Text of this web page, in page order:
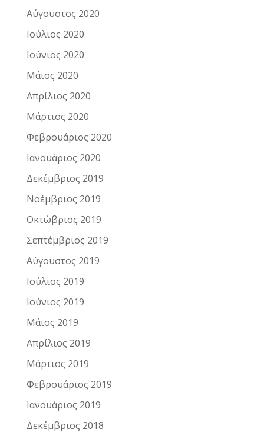
Αύγουστος 2020
Ιούλιος 2020
Ιούνιος 2020
Μάιος 2020
Απρίλιος 2020
Μάρτιος 2020
Φεβρουάριος 2020
Ιανουάριος 2020
Δεκέμβριος 2019
Νοέμβριος 2019
Οκτώβριος 2019
Σεπτέμβριος 2019
Αύγουστος 2019
Ιούλιος 2019
Ιούνιος 2019
Μάιος 2019
Απρίλιος 2019
Μάρτιος 2019
Φεβρουάριος 2019
Ιανουάριος 2019
Δεκέμβριος 2018